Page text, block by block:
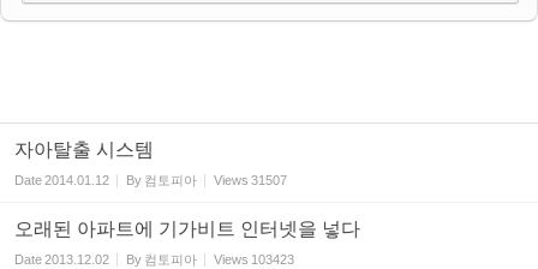
자아탈출 시스템
Date2014.01.12 By 컴토피아 Views 31507
오래된 아파트에 기가비트 인터넷을 넣다
Date2013.12.02 By 컴토피아 Views 103423